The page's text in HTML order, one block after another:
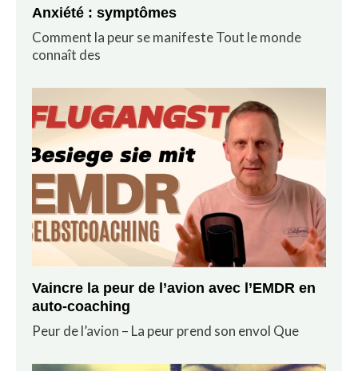
Anxiété : symptômes
Comment la peur se manifeste Tout le monde
connaît des
Vaincre la peur de l’avion avec l’EMDR en
auto-coaching
Peur de l’avion – La peur prend son envol Que